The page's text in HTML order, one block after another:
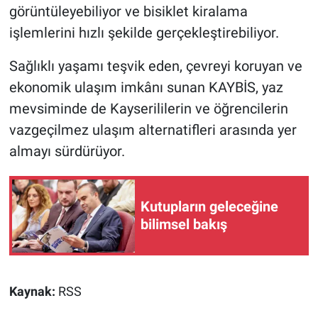
görüntüleyebiliyor ve bisiklet kiralama
işlemlerini hızlı şekilde gerçekleştirebiliyor.
Sağlıklı yaşamı teşvik eden, çevreyi koruyan ve
ekonomik ulaşım imkânı sunan KAYBİS, yaz
mevsiminde de Kayserililerin ve öğrencilerin
vazgeçilmez ulaşım alternatifleri arasında yer
almayı sürdürüyor.
Kutupların geleceğine
bilimsel bakış
Kaynak: RSS